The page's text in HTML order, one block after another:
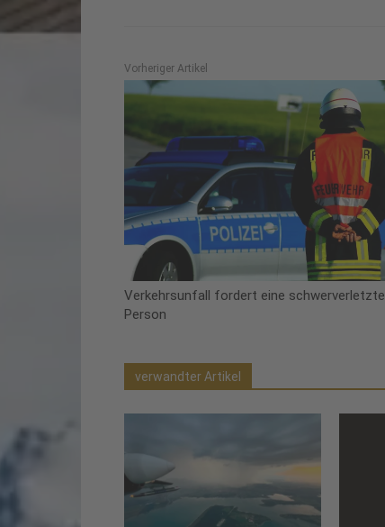
Vorheriger Artikel
Verkehrsunfall fordert eine schwerverletzte
Person
verwandter Artikel